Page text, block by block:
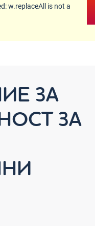
w.replaceAll is not a
ЗА
ЗА